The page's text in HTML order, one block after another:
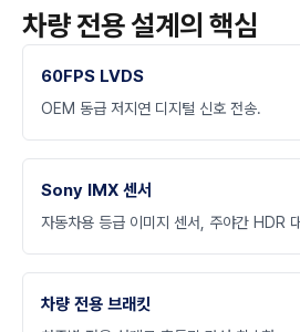
차량 전용 설계의 핵심
60FPS LVDS
OEM 동급 저지연 디지털 신호 전송.
Sony IMX 센서
자동차용 등급 이미지 센서, 주야간 HDR
차량 전용 브래킷